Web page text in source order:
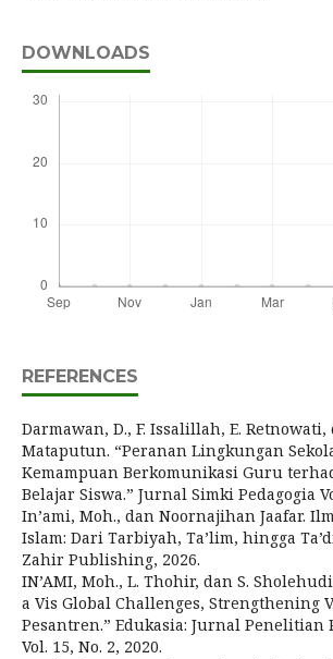
DOWNLOADS
REFERENCES
Darmawan, D., F. Issalillah, E. Retnowati,
Mataputun. “Peranan Lingkungan
Kemampuan Berkomunikasi Guru
Belajar Siswa.” Jurnal Simki Pedagogia
In’ami, Moh., dan Noornajihan Jaafar.
Islam: Dari Tarbiyah, Ta’lim, hingga
Zahir Publishing, 2026.
IN’AMI, Moh., L. Thohir, dan S.
a Vis Global Challenges, Strengthening
Pesantren.” Edukasia: Jurnal
Vol. 15, No. 2, 2020.